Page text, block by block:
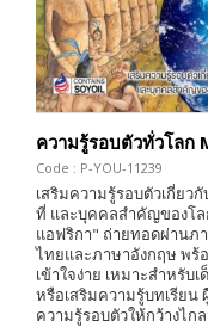
ความรู้รอบตัวทั่วโล
Code : P-YOU-11239
เสริมความรู้รอบตัวเกี่ยว
ที่ และบุคคลสำคัญของโล
แอฟริกา" ถ่ายทอดผ่านภ
ไทยและภาษาอังกฤษ พร้
เข้าใจง่าย เหมาะสำหรั
หรือเสริมความรู้บทเรียน
ความรู้รอบตัวให้กว้างไก